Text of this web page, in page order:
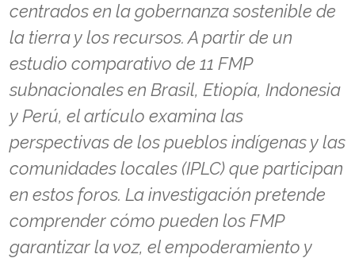
centrados en la gobernanza sostenible de
la tierra y los recursos. A partir de un
estudio comparativo de 11 FMP
subnacionales en Brasil, Etiopía, Indonesia
y Perú, el artículo examina las
perspectivas de los pueblos indígenas y las
comunidades locales (IPLC) que participan
en estos foros. La investigación pretende
comprender cómo pueden los FMP
garantizar la voz, el empoderamiento y